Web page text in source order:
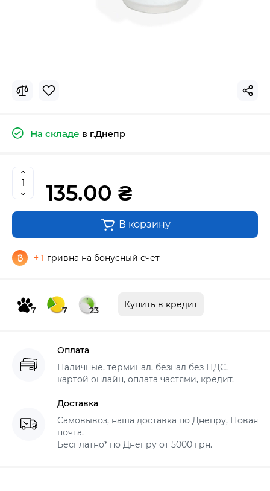
На складе в г.Днепр
135.00 ₴
В корзину
+ 1 гривна на бонусный счет
7 7 23
Купить в кредит
Оплата
Наличные, терминал, безнал без НДС,
картой онлайн, оплата частями, кредит.
Доставка
Самовывоз, наша доставка по Днепру, Новая
почта.
Бесплатно* по Днепру от 5000 грн.